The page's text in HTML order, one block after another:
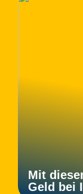
Mit
Geld bei